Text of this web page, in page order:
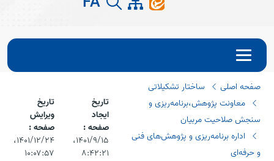
صفحه اصلی
ساختار تشکیلاتی
معاونت پژوهش،برنامه‌ریزی و
سنجش صلاحیت مربیان
اداره برنامه‌ریزی و پژوهش‌های فنی
و حرفه‌ای
تاریخ
ایجاد
صفحه :
۱۴۰۱/۹/۱۵،‏
۸:۴۲:۲۱
تاریخ
ویرایش
صفحه :
۱۴۰۱/۱۲/۲۴،‏
۱۰:۰۷:۵۷